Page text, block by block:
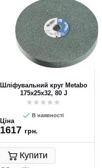
Шліфувальний круг Metabo
175х25х32, 80 J
В наявності
Ціна
1617 грн.
Купити